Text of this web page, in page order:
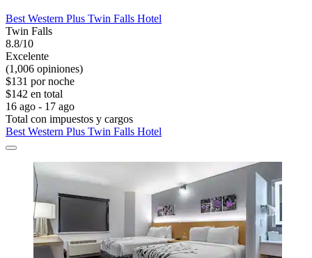
Best Western Plus Twin Falls Hotel
Twin Falls
8.8/10
Excelente
(1,006 opiniones)
$131 por noche
$142 en total
16 ago - 17 ago
Total con impuestos y cargos
Best Western Plus Twin Falls Hotel